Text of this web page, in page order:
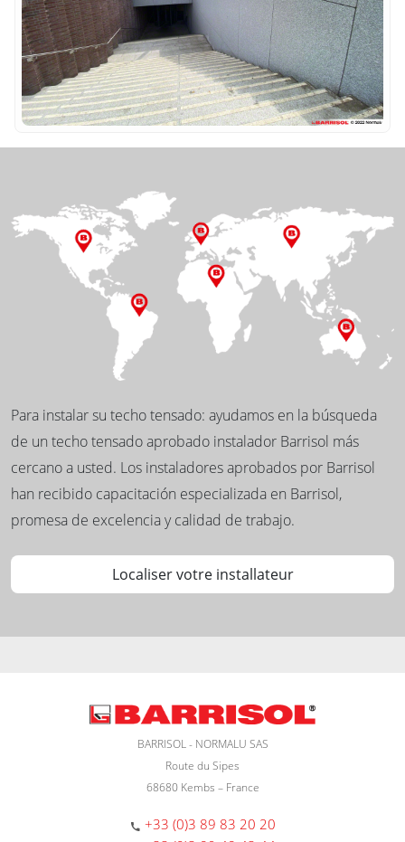
Para instalar su techo tensado: ayudamos en la búsqueda
de un techo tensado aprobado instalador Barrisol más
cercano a usted. Los instaladores aprobados por Barrisol
han recibido capacitación especializada en Barrisol,
promesa de excelencia y calidad de trabajo.
Localiser votre installateur
BARRISOL - NORMALU SAS
Route du Sipes
68680 Kembs – France
+33 (0)3 89 83 20 20